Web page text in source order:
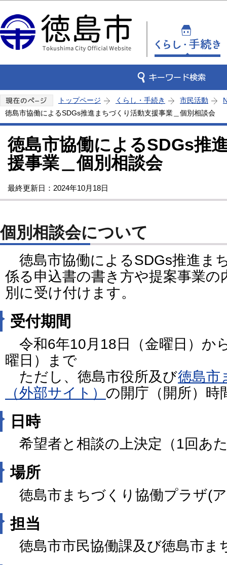
トップページ くらし・手続き 市民活動
徳島市協働によるSDGs推進まちづくり活動支援事業＿個別相談会
徳島市協働によるSDGs推
援事業＿個別相談会
最終更新日：2024年10月18日
個別相談会について
徳島市協働によるSDGs推進ま
係る申込書の書き方や提案事業の
別に受け付けます。
受付期間
令和6年10月18日（金曜日）か
曜日）まで
ただし、徳島市役所及び徳島市
（外部サイト） の開庁（開所）時
日時
希望者と相談の上決定（1回あ
場所
徳島市まちづくり協働プラザ(
担当
徳島市市民協働課及び徳島市ま